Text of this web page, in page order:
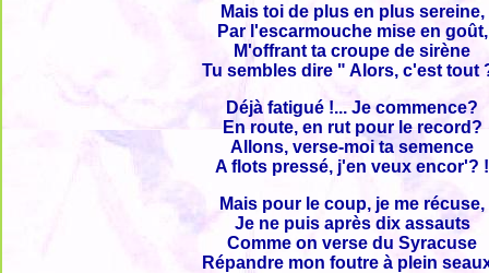
Mais toi de plus en plus sereine,
Par l'escarmouche mise en goût,
M'offrant ta croupe de sirène
Tu sembles dire " Alors, c'est tout
Déjà fatigué !... Je commence?
En route, en rut pour le record?
Allons, verse-moi ta semence
A flots pressé, j'en veux encor'? !
Mais pour le coup, je me récuse,
Je ne puis après dix assauts
Comme on verse du Syracuse
Répandre mon foutre à plein